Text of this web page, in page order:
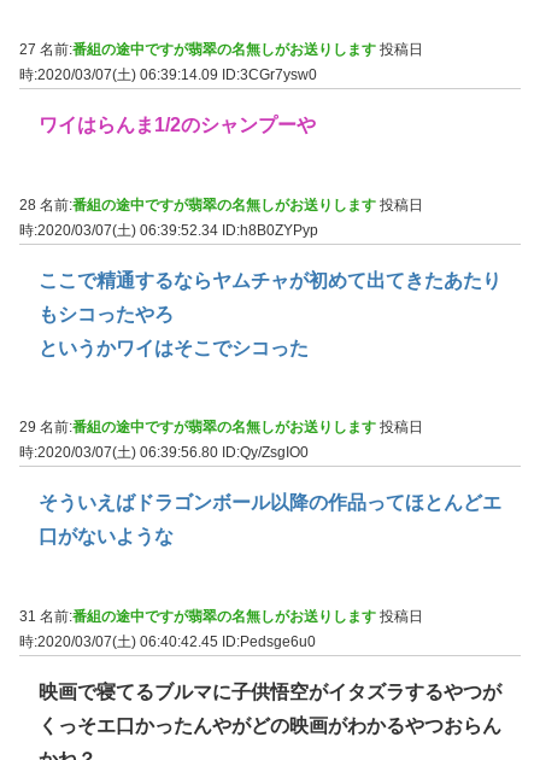
27 名前:番組の途中ですが翡翠の名無しがお送りします 投稿日
時:2020/03/07(土) 06:39:14.09
ID:3CGr7ysw0
ワイはらんま1/2のシャンプーや
28 名前:番組の途中ですが翡翠の名無しがお送りします 投稿日
時:2020/03/07(土) 06:39:52.34 ID:h8B0ZYPyp
ここで精通するならヤムチャが初めて出てきたあたり
もシコったやろ
というかワイはそこでシコった
29 名前:番組の途中ですが翡翠の名無しがお送りします 投稿日
時:2020/03/07(土) 06:39:56.80 ID:Qy/ZsgIO0
そういえばドラゴンボール以降の作品ってほとんどエ
口がないような
31 名前:番組の途中ですが翡翠の名無しがお送りします 投稿日
時:2020/03/07(土) 06:40:42.45
ID:Pedsge6u0
映画で寝てるブルマに子供悟空がイタズラするやつが
くっそエ口かったんやがどの映画がわかるやつおらん